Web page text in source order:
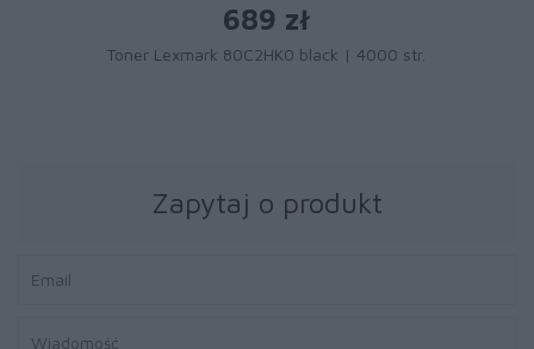
689 zł
Toner Lexmark 80C2HK0 black | 4000 str.
Zapytaj o produkt